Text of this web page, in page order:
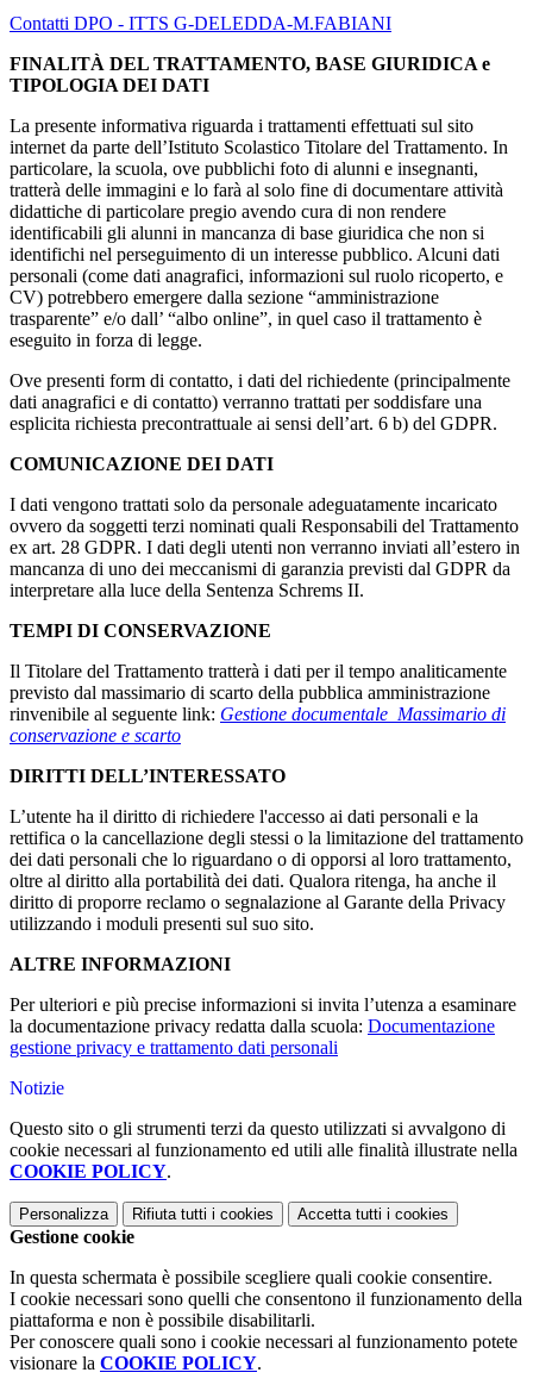
Contatti DPO - ITTS G-DELEDDA-M.FABIANI
FINALITÀ DEL TRATTAMENTO, BASE GIURIDICA e
TIPOLOGIA DEI DATI
La presente informativa riguarda i trattamenti effettuati sul sito
internet da parte dell’Istituto Scolastico Titolare del Trattamento. In
particolare, la scuola, ove pubblichi foto di alunni e insegnanti,
tratterà delle immagini e lo farà al solo fine di documentare attività
didattiche di particolare pregio avendo cura di non rendere
identificabili gli alunni in mancanza di base giuridica che non si
identifichi nel perseguimento di un interesse pubblico. Alcuni dati
personali (come dati anagrafici, informazioni sul ruolo ricoperto, e
CV) potrebbero emergere dalla sezione “amministrazione
trasparente” e/o dall’ “albo online”, in quel caso il trattamento è
eseguito in forza di legge.
Ove presenti form di contatto, i dati del richiedente (principalmente
dati anagrafici e di contatto) verranno trattati per soddisfare una
esplicita richiesta precontrattuale ai sensi dell’art. 6 b) del GDPR.
COMUNICAZIONE DEI DATI
I dati vengono trattati solo da personale adeguatamente incaricato
ovvero da soggetti terzi nominati quali Responsabili del Trattamento
ex art. 28 GDPR. I dati degli utenti non verranno inviati all’estero in
mancanza di uno dei meccanismi di garanzia previsti dal GDPR da
interpretare alla luce della Sentenza Schrems II.
TEMPI DI CONSERVAZIONE
Il Titolare del Trattamento tratterà i dati per il tempo analiticamente
previsto dal massimario di scarto della pubblica amministrazione
rinvenibile al seguente link: Gestione documentale_Massimario di
conservazione e scarto
DIRITTI DELL’INTERESSATO
L’utente ha il diritto di richiedere l'accesso ai dati personali e la
rettifica o la cancellazione degli stessi o la limitazione del trattamento
dei dati personali che lo riguardano o di opporsi al loro trattamento,
oltre al diritto alla portabilità dei dati. Qualora ritenga, ha anche il
diritto di proporre reclamo o segnalazione al Garante della Privacy
utilizzando i moduli presenti sul suo sito.
ALTRE INFORMAZIONI
Per ulteriori e più precise informazioni si invita l’utenza a esaminare
la documentazione privacy redatta dalla scuola: Documentazione
gestione privacy e trattamento dati personali
Notizie
Questo sito o gli strumenti terzi da questo utilizzati si avvalgono di
cookie necessari al funzionamento ed utili alle finalità illustrate nella
COOKIE POLICY.
Personalizza Rifiuta tutti i cookies Accetta tutti i cookies
Gestione cookie
In questa schermata è possibile scegliere quali cookie consentire.
I cookie necessari sono quelli che consentono il funzionamento della
piattaforma e non è possibile disabilitarli.
Per conoscere quali sono i cookie necessari al funzionamento potete
visionare la COOKIE POLICY.